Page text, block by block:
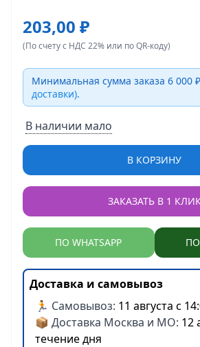
203,00 ₽
(По счету с НДС 22% или по QR-коду)
Минимальная сумма заказа 6 000 ₽
доставки).
В наличии мало
В КОРЗИНУ
ЗАКАЗАТЬ В 1
ПО WHATSAPP
Доставка и самовывоз
🏃 Самовывоз: 11 августа с
📦 Доставка Москва и МО: 12
течение дня